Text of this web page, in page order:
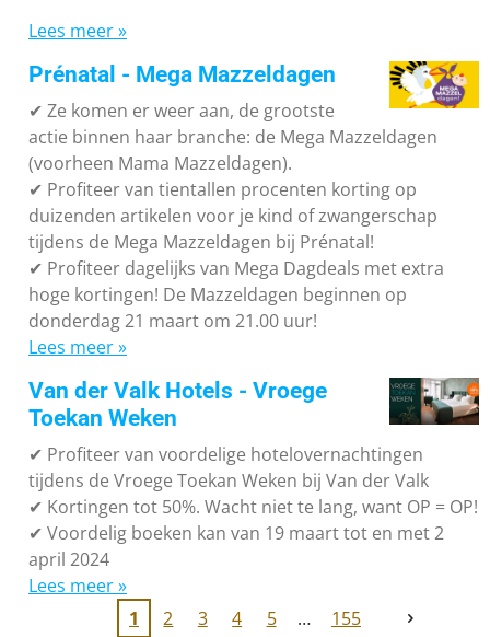
Lees meer »
Prénatal - Mega Mazzeldagen
✔ Ze komen er weer aan, de grootste
actie binnen haar branche: de Mega Mazzeldagen
(voorheen Mama Mazzeldagen).
✔ Profiteer van tientallen procenten korting op
duizenden artikelen voor je kind of zwangerschap
tijdens de Mega Mazzeldagen bij Prénatal!
✔ Profiteer dagelijks van Mega Dagdeals met extra
hoge kortingen! De Mazzeldagen beginnen op
donderdag 21 maart om 21.00 uur!
Lees meer »
Van der Valk Hotels - Vroege
Toekan Weken
✔ Profiteer van voordelige hotelovernachtingen
tijdens de Vroege Toekan Weken bij Van der Valk
✔ Kortingen tot 50%. Wacht niet te lang, want OP = OP!
✔ Voordelig boeken kan van 19 maart tot en met 2
april 2024
Lees meer »
1
2 3 4 5 155